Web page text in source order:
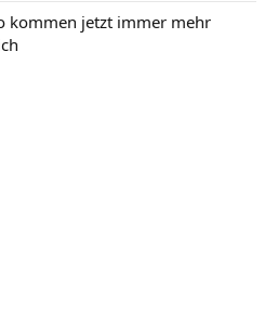
kommen jetzt immer mehr